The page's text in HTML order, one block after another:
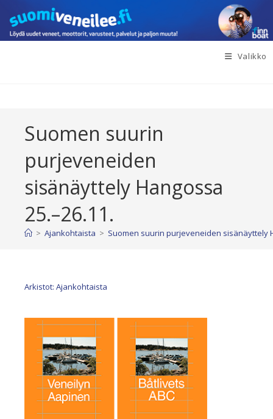
suoraan
sisältöön
Valikko
Suomen suurin
purjeveneiden
sisänäyttely Hangossa
25.–26.11.
> Ajankohtaista > Suomen suurin purjeveneiden sisänäyttely
Arkistot: Ajankohtaista